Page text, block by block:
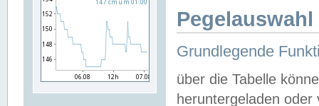
Grundlegende
über die Tabelle
heruntergeladen oder